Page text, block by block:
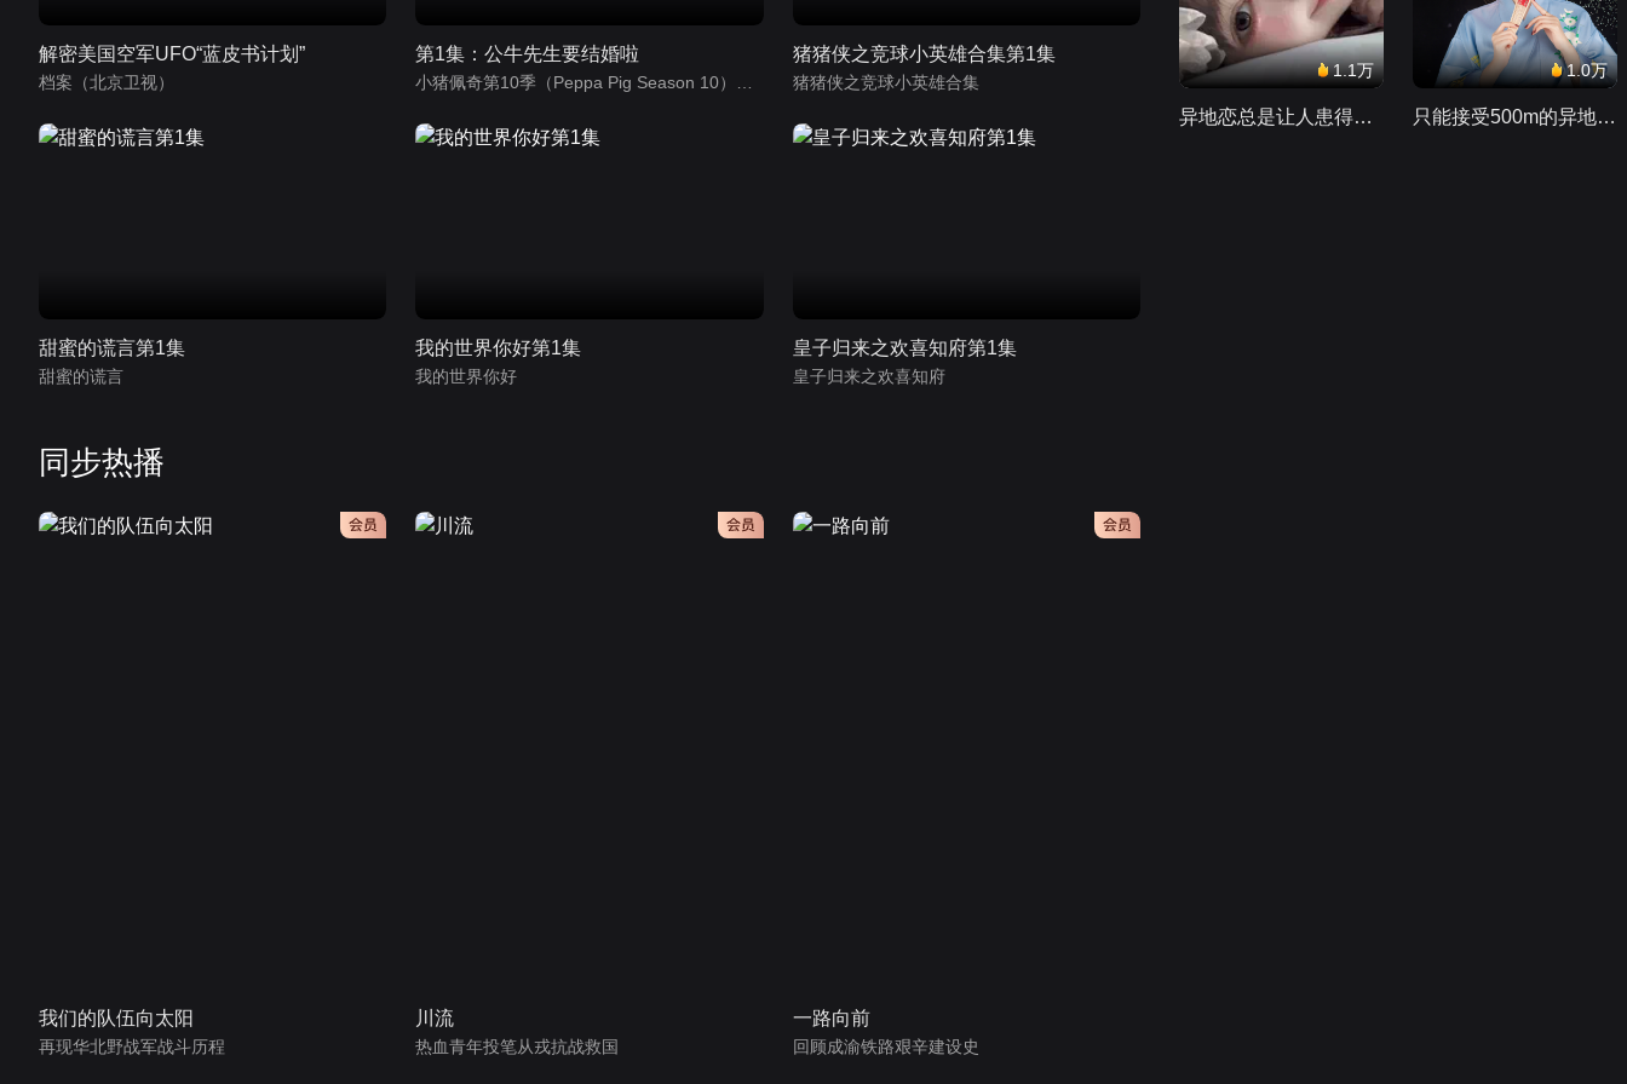
解密美国空军UFO“蓝皮书计划”
档案（北京卫视）
第1集：公牛先生要结婚啦
小猪佩奇第10季（Peppa Pig Season 10）（中文版） 有声音频
猪猪侠之竞球小英雄合集第1集
猪猪侠之竞球小英雄合集
甜蜜的谎言第1集
甜蜜的谎言
我的世界你好第1集
我的世界你好
皇子归来之欢喜知府第1集
皇子归来之欢喜知府
同步热播
会员
我们的队伍向太阳
再现华北野战军战斗历程
川流
热血青年投笔从戎抗战救国
会员
一路向前
回顾成渝铁路艰辛建设史
1.1万
异地恋总是让人患得患失。。。
1.0万
只能接受500m的异地恋，电动车没电了......